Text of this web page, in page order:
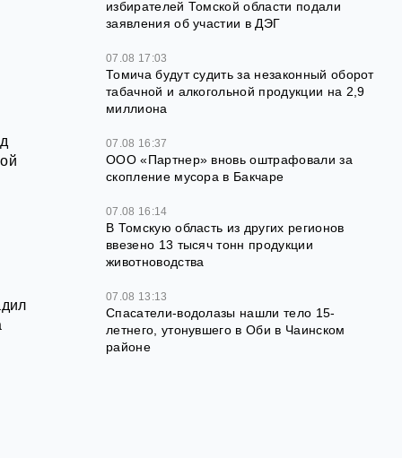
избирателей Томской области подали
заявления об участии в ДЭГ
07.08 17:03
Томича будут судить за незаконный оборот
табачной и алкогольной продукции на 2,9
миллиона
07.08 16:37
ООО «Партнер» вновь оштрафовали за
скопление мусора в Бакчаре
07.08 16:14
В Томскую область из других регионов
ввезено 13 тысяч тонн продукции
животноводства
07.08 13:13
Спасатели-водолазы нашли тело 15-
летнего, утонувшего в Оби в Чаинском
районе